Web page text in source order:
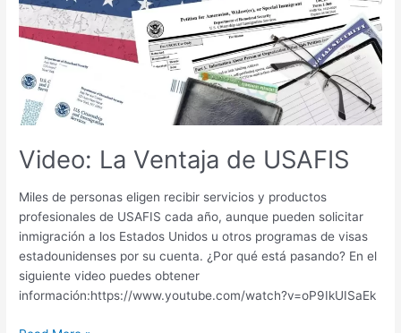
Video: La Ventaja de USAFIS
Miles de personas eligen recibir servicios y productos
profesionales de USAFIS cada año, aunque pueden solicitar
inmigración a los Estados Unidos u otros programas de visas
estadounidenses por su cuenta. ¿Por qué está pasando? En el
siguiente video puedes obtener
información:https://www.youtube.com/watch?v=oP9IkUISaEk
USAFIS